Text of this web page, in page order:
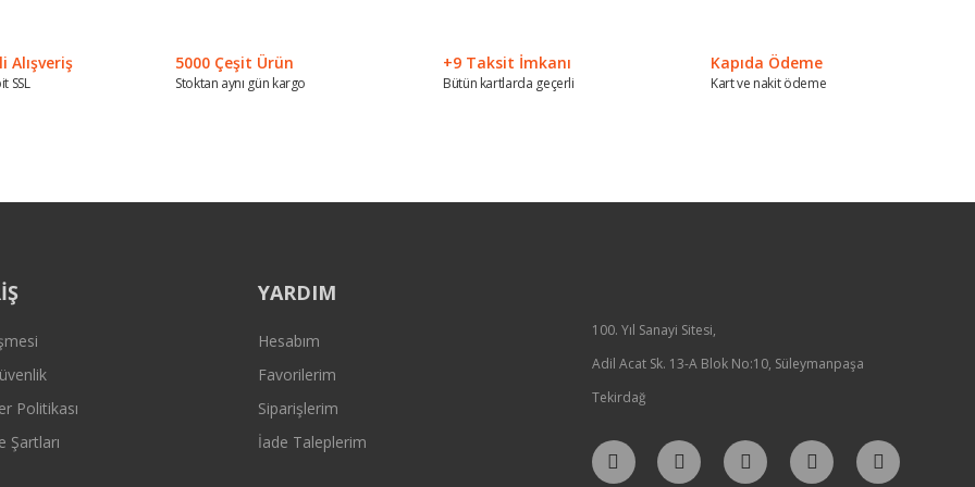
Gönder
Alışveriş
SSL
5000 Çeşit Ürün
Stoktan aynı gün kargo
+9 Taksit İmkanı
Bütün kartlarda geçerli
Kapıda Ödeme
Kart ve nakit ödeme
Politikası
Şartları
YARDIM
Hesabım
Favorilerim
Siparişlerim
İade Taleplerim
100. Yıl Sanayi Sitesi,
Adil Acat Sk. 13-A Blok No:10, Süleymanpaşa
Tekirdağ